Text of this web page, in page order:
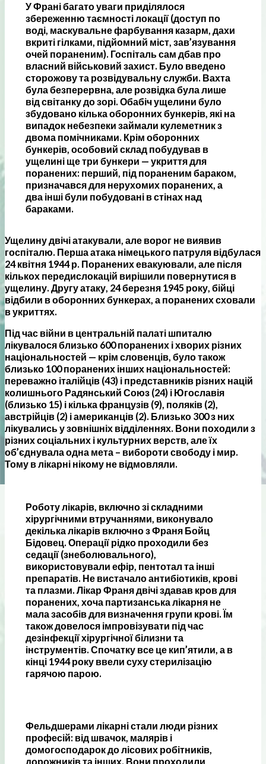
У Франі багато уваги приділялося
збереженню таємності локації (доступ по
воді, маскувальне фарбування казарм, дахи
вкриті гілками, підйомний міст, зав’язування
очей пораненим). Госпіталь сам дбав про
власний військовий захист. Було введено
сторожову та розвідувальну служби. Вахта
була безперервна, але розвідка була лише
від світанку до зорі. Обабіч ущелини було
збудовано кілька оборонних бункерів, які на
випадок небезпеки займали кулеметник з
двома помічниками. Крім оборонних
бункерів, особовий склад побудував в
ущелині ще три бункери — укриття для
поранених: перший, під пораненим бараком,
призначався для нерухомих поранених, а
два інші були побудовані в стінах над
бараками.
Ущелину двічі атакували, але ворог не виявив
госпіталю. Перша атака німецького патруля відбулася
24 квітня 1944 р. Поранених евакуювали, але після
кількох передислокацій вирішили повернутися в
ущелину. Другу атаку, 24 березня 1945 року, бійці
відбили в оборонних бункерах, а поранених сховали
в укриттях.
Під час війни в центральній палаті шпиталю
лікувалося близько 600 поранених і хворих різних
національностей — крім словенців, було також
близько 100 поранених інших національностей:
переважно італійців (43) і представників різних націй
колишнього Радянський Союз (24) і Югославія
(близько 15) і кілька французів (9), поляків (2),
австрійців (2) і американців (2). Близько 300 з них
лікувались у зовнішніх відділеннях. Вони походили з
різних соціальних і культурних верств, але їх
об’єднувала одна мета – вибороти свободу і мир.
Тому в лікарні нікому не відмовляли.
Роботу лікарів, включно зі складними
хірургічними втручаннями, виконувало
декілька лікарів включно з Франя Бойц
Бідовец. Операції рідко проходили без
седації (знеболювального),
використовували ефір, пентотал та інші
препаратів. Не вистачало антибіотиків, крові
та плазми. Лікар Франя двічі здавав кров для
поранених, хоча партизанська лікарня не
мала засобів для визначення групи крові. Їм
також довелося імпровізувати під час
дезінфекції хірургічної білизни та
інструментів. Спочатку все це кип’ятили, а в
кінці 1944 року ввели суху стерилізацію
гарячою парою.
Фельдшерами лікарні стали люди різних
професій: від швачок, малярів і
домогосподарок до лісових робітників,
дорожників та інших. Вони проходили